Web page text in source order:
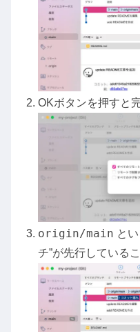
OKボタンを押すと
origin/main と
チ”が先行している